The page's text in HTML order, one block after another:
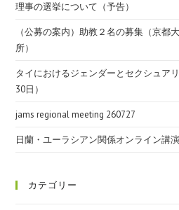
理事の選挙について（予告）
（公募の案内）助教２名の募集（京都
所）
タイにおけるジェンダーとセクシュア
30日）
jams regional meeting 260727
日蘭・ユーラシアン関係オンライン講演
カテゴリー